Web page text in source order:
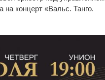
на концерт «Вальс. Танго.